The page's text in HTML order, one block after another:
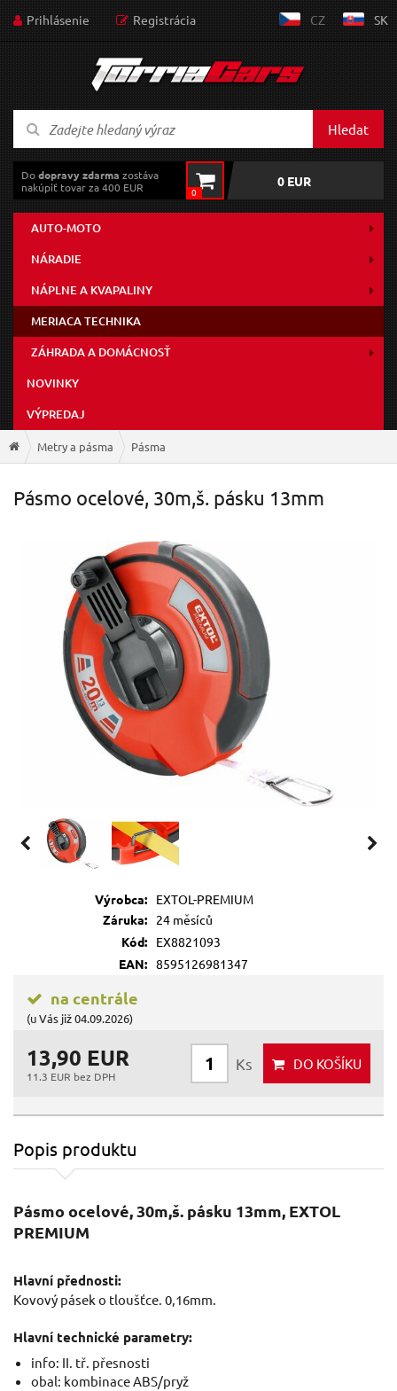
Prihlásenie Registrácia CZ SK
Hledat
Dodopravy zdarma zostáva
nakúpiť tovar za 400 EUR
0
0 EUR
AUTO-MOTO
NÁRADIE
NÁPLNE A KVAPALINY
MERIACA TECHNIKA
ZÁHRADA A DOMÁCNOSŤ
NOVINKY
VÝPREDAJ
Metry a pásma Pásma
Pásmo ocelové, 30m,š. pásku 13mm
Výrobca:
EXTOL-PREMIUM
Záruka:
24 měsíců
Kód:
EX8821093
EAN: 8595126981347
na centrále
(u Vás již 04.09.2026)
13,90 EUR
11.3 EUR bez DPH
Ks DO KOŠÍKU
Popis produktu
Pásmo ocelové, 30m,š. pásku 13mm, EXTOL
PREMIUM
Hlavní přednosti:
Kovový pásek o tloušťce. 0,16mm.
Hlavní technické parametry:
info: II. tř. přesnosti
obal: kombinace ABS/pryž